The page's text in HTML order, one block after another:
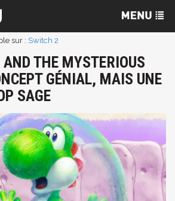
sur : Switch 2
THE MYSTERIOUS
GÉNIAL, MAIS UNE
SAGE